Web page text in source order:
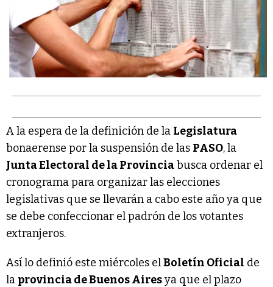
A la espera de la definición de la Legislatura
bonaerense por la suspensión de las PASO, la
Junta Electoral de la Provinciabusca ordenar el
cronograma para organizar las elecciones
legislativas que se llevarán a cabo este año ya que
se debe confeccionar el padrón de los votantes
extranjeros.
Así lo definió este miércoles elBoletín Oficial de
la provincia de Buenos Airesya que el plazo